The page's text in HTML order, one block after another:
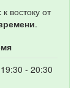
востоку от
.
- 20:30